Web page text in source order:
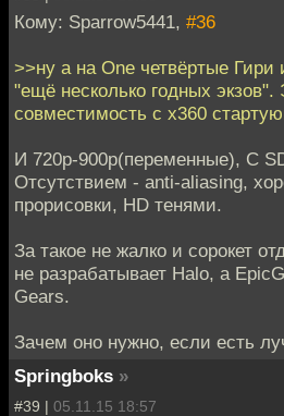
Кому: Sparrow5441, #36
>>ну а на One четвёртые Гири
"ещё несколько годных
совместимость с x360
И 720p-900p(переменные), С
Отсутствием - anti-aliasing,
прорисовки, HD тенями.
За такое не жалко и сорокет
не разрабатывает Halo, а
Gears.
Зачем оно нужно, если есть
Springboks »
#39 | 05.11.15 18:57